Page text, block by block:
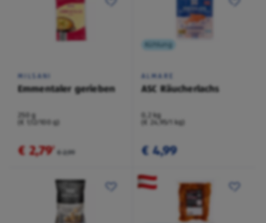
MILSANI
Emmentaler gerieben
250 g
(€ 1,12/100 g)
€ 2,79² € 2,99
Kühlung
ALMARE
ASC Räucherlachs
0,2 kg
(€ 24,95/1 kg)
€ 4,99